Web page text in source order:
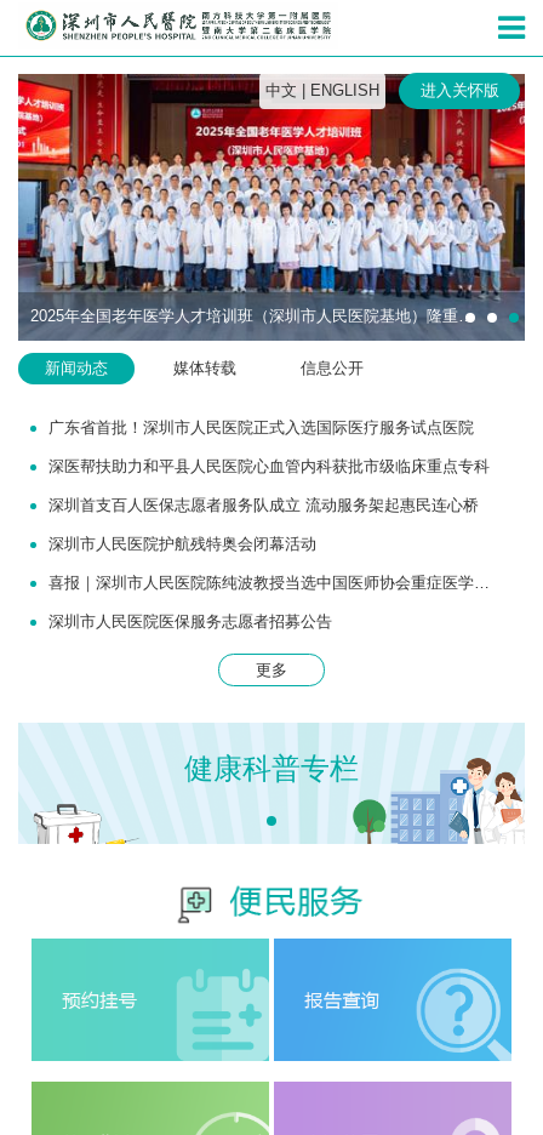
深圳市人民
中文 ENGLISH 进入关怀版
2025年全国老年医学人才培训班（深圳市人民医院基地）隆重开班
新闻动态 媒体转载 信息公开
广东省首批！深圳市人民医院正式入选国际医疗服务试点医院
深医帮扶助力和平县人民医院心血管内科获批市级临床重点专科
深圳首支百人医保志愿者服务队成立 流动服务架起惠民连心桥
深圳市人民医院护航残特奥会闭幕活动
喜报｜深圳市人民医院陈纯波教授当选中国医师协会重症医学医师分会常务委员
深圳市人民医院医保服务志愿者招募公告
更多
健康科普专栏